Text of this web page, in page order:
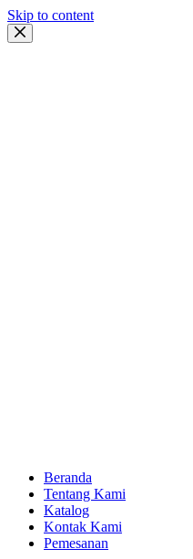
Skip to content
Beranda
Tentang Kami
Katalog
Kontak Kami
Pemesanan